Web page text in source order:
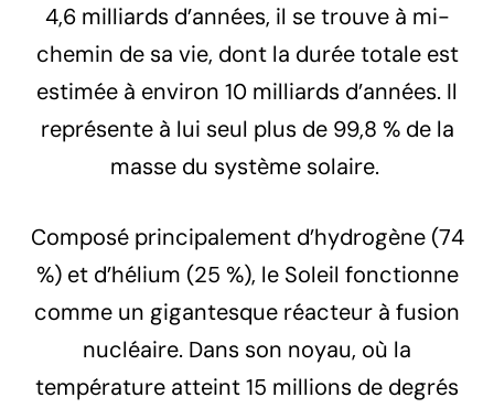
4,6 milliards d’années, il se trouve à mi-
chemin de sa vie, dont la durée totale est
estimée à environ 10 milliards d’années. Il
représente à lui seul plus de 99,8 % de la
masse du système solaire.
Composé principalement d’hydrogène (74
%) et d’hélium (25 %), le Soleil fonctionne
comme un gigantesque réacteur à fusion
nucléaire. Dans son noyau, où la
température atteint 15 millions de degrés